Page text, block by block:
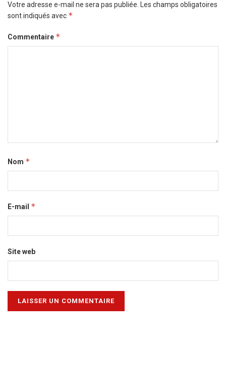
Votre adresse e-mail ne sera pas publiée.
Les champs obligatoires
sont indiqués avec *
Commentaire *
Nom *
E-mail *
Site web